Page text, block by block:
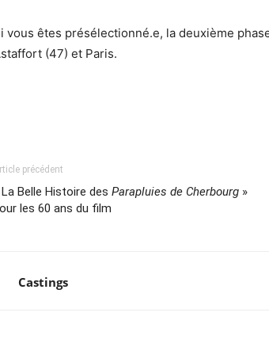
vous êtes présélectionné.e, la deuxième
(47) et Paris.
précédent
La Belle Histoire des Parapluies de Cherbourg »
les 60 ans du film
Castings